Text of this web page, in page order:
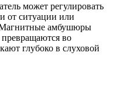
может регулировать
от ситуации или
Магнитные амбушюры
во
глубоко в слуховой